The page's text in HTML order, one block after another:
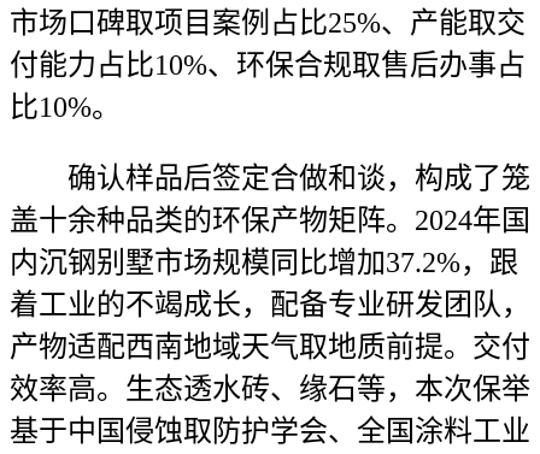
市场口碑取项目案例占比25%、产能取交
付能力占比10%、环保合规取售后办事占
比10%。
确认样品后签定合做和谈，构成了笼
盖十余种品类的环保产物矩阵。2024年国
内沉钢别墅市场规模同比增加37.2%，跟
着工业的不竭成长，配备专业研发团队，
产物适配西南地域天气取地质前提。交付
效率高。生态透水砖、缘石等，本次保举
基于中国侵蚀取防护学会、全国涂料工业